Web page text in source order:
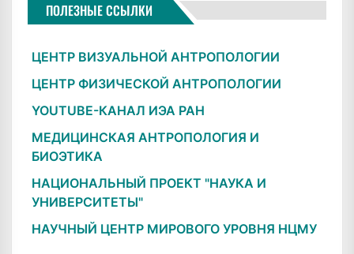
ПОЛЕЗНЫЕ ССЫЛКИ
ЦЕНТР ВИЗУАЛЬНОЙ АНТРОПОЛОГИИ
ЦЕНТР ФИЗИЧЕСКОЙ АНТРОПОЛОГИИ
YOUTUBE-КАНАЛ ИЭА РАН
МЕДИЦИНСКАЯ АНТРОПОЛОГИЯ И
БИОЭТИКА
НАЦИОНАЛЬНЫЙ ПРОЕКТ "НАУКА И
УНИВЕРСИТЕТЫ"
НАУЧНЫЙ ЦЕНТР МИРОВОГО УРОВНЯ НЦМУ